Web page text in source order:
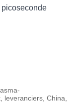
leveranciers, China,